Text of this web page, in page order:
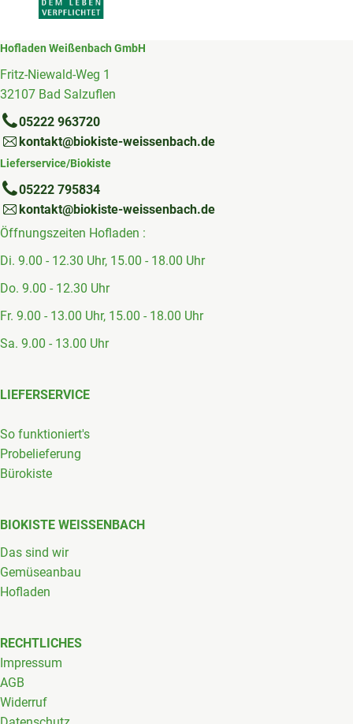
Hofladen Weißenbach GmbH
Fritz-Niewald-Weg 1
32107 Bad Salzuflen
05222 963720
kontakt@biokiste-weissenbach.de
Lieferservice/Biokiste
05222 795834
kontakt@biokiste-weissenbach.de
Öffnungszeiten Hofladen :
Di. 9.00 - 12.30 Uhr, 15.00 - 18.00 Uhr
Do. 9.00 - 12.30 Uhr
Fr. 9.00 - 13.00 Uhr, 15.00 - 18.00 Uhr
Sa. 9.00 - 13.00 Uhr
LIEFERSERVICE
So funktioniert's
Probelieferung
Bürokiste
BIOKISTE WEISSENBACH
Das sind wir
Gemüseanbau
Hofladen
RECHTLICHES
Impressum
AGB
Widerruf